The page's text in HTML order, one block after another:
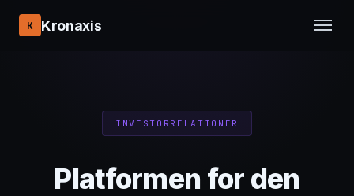
K Kronaxis
INVESTORRELATIONER
Platformen for den